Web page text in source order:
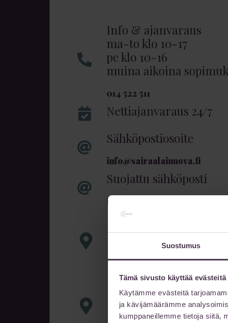
Suostumus
Tämä sivusto käyttää evästeitä
Käytämme evästeitä
ja kävijämäärämme
kumppaneillemme tietoja siitä,
Info & ajanvaraus
ma-to klo 10-17
pe klo 10-16
muina aikoina
014 522 511
Nettiajanvaraus 24/7
Sähköpostiosoite
info@sairaalainnova.fi
Suojattu sähköposti
Lähetä viestisi suojatulla
Käyntiosoite
Pysäköinti
P-Paviljonki 1 (Satamakatu 3)